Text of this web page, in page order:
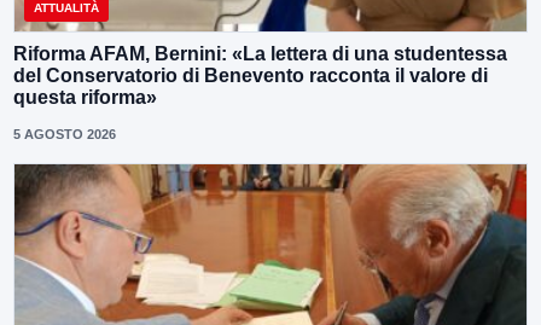
ATTUALITÀ
Riforma AFAM, Bernini: «La lettera di una studentessa
del Conservatorio di Benevento racconta il valore di
questa riforma»
5 AGOSTO 2026